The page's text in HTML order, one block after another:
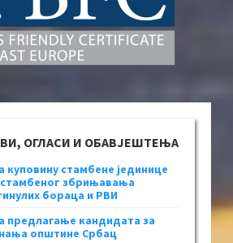
ОГЛАСИ И ОБАВЈЕШТЕЊА
куповину стамбене јединице
стамбеног збрињавања
бораца и РВИ
предлагање кандидата за
општине Србац